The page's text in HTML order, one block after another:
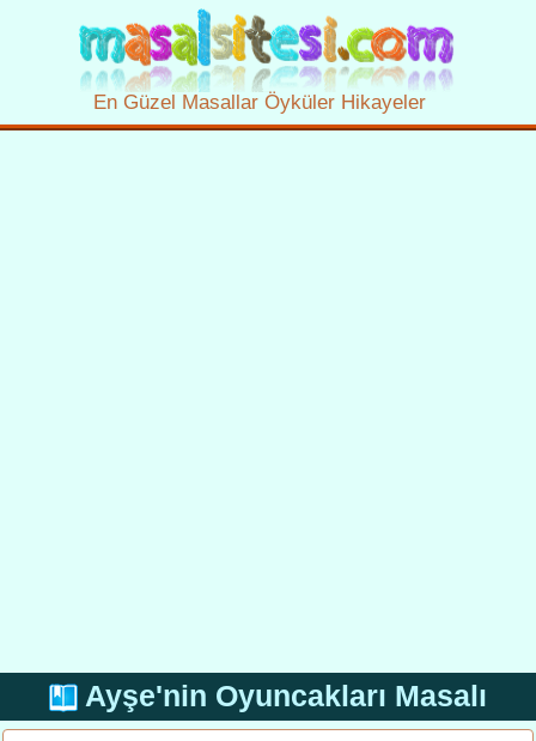
En Güzel Masallar Öyküler Hikayeler
Ayşe'nin Oyuncakları Masalı